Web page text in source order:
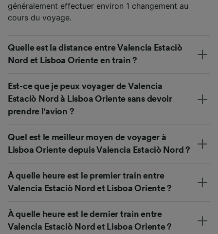
généralement effectuer environ 1 changement au
cours du voyage.
Quelle est la distance entre Valencia Estaciò
Nord et Lisboa Oriente en train ?
Est-ce que je peux voyager de Valencia
Estaciò Nord à Lisboa Oriente sans devoir
prendre l'avion ?
Quel est le meilleur moyen de voyager à
Lisboa Oriente depuis Valencia Estaciò Nord ?
À quelle heure est le premier train entre
Valencia Estaciò Nord et Lisboa Oriente ?
À quelle heure est le dernier train entre
Valencia Estaciò Nord et Lisboa Oriente ?